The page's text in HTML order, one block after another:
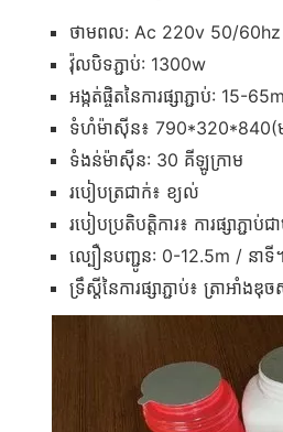
ថាមពល: Ac 220v 50/60hz
វ៉ុលបិទភ្ជាប់: 1300w
អង្កត់ផ្ចិតនៃការផ្សាភ្ជាប់: 15-
ទំហំម៉ាស៊ីន៖ 790*320*840(
ទំងន់ម៉ាស៊ីន: 30 គីឡូក្រាម
របៀបត្រជាក់៖ ខ្យល់
របៀបប្រតិបត្តិការ៖ ការផ្សាភ្ជាប់ជា
ល្បឿនបញ្ជូន: 0-12.5m / នាទី។
ទ្រឹស្តីនៃការផ្សាភ្ជាប់៖ ត្រាអាំ